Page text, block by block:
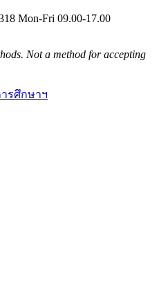
Mon-Fri 09.00-17.00
Not a method for accepting
รศึกษาฯ